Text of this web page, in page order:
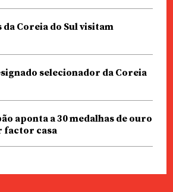
Coreia do Sul visitam
selecionador da Coreia
aponta a 30 medalhas de ouro
factor casa